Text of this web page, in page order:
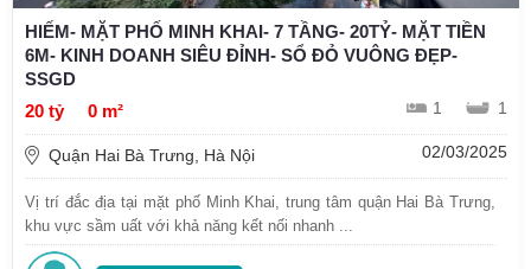
HIẾM- MẶT PHỐ MINH KHAI- 7 TẦNG- 20TỶ- MẶT TIỀN
6M- KINH DOANH SIÊU ĐỈNH- SỔ ĐỎ VUÔNG ĐẸP-
SSGD
20 tỷ
0 m² 1 1
Quận Hai Bà Trưng, Hà Nội 02/03/2025
Vị trí đắc địa tại mặt phố Minh Khai, trung tâm quận Hai Bà Trưng,
khu vực sầm uất với khả năng kết nối nhanh ...